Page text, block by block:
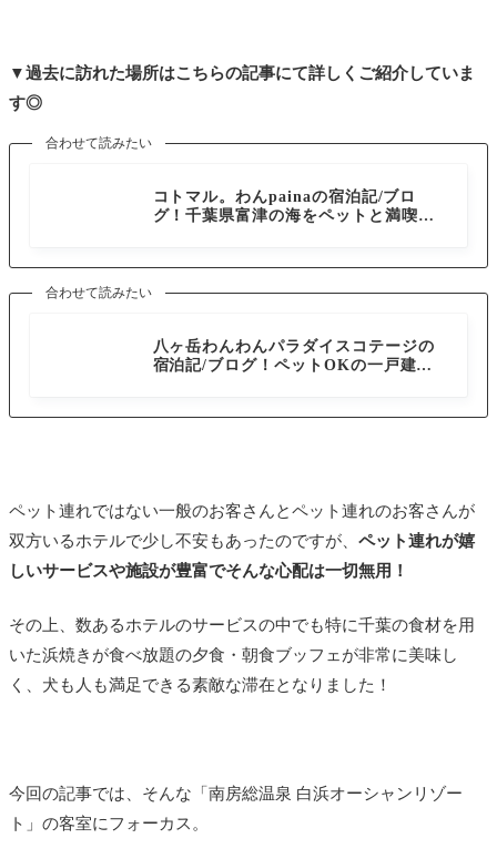
▼過去に訪れた場所はこちらの記事にて詳しくご紹介していま
す◎
合わせて読みたい
コトマル。わんpainaの宿泊記/ブロ
グ！千葉県富津の海をペットと満喫で
合わせて読みたい
八ヶ岳わんわんパラダイスコテージの
宿泊記/ブログ！ペットOKの一戸建て
ペット連れではない一般のお客さんとペット連れのお客さんが
双方いるホテルで少し不安もあったのですが、 ペット連れが嬉
しいサービスや施設が豊富でそんな心配は一切無用！
その上、数あるホテルのサービスの中でも特に千葉の食材を用
いた浜焼きが食べ放題の夕食・朝食ブッフェが非常に美味し
く、犬も人も満足できる素敵な滞在となりました！
今回の記事では、そんな「南房総温泉 白浜オーシャンリゾー
ト」の客室にフォーカス。